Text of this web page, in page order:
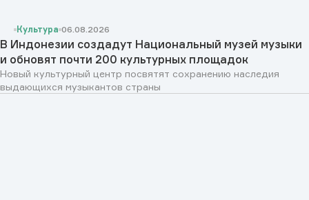
Культура 06.08.2026
В Индонезии создадут Национальный музей музыки
и обновят почти 200 культурных площадок
Новый культурный центр посвятят сохранению наследия
выдающихся музыкантов страны